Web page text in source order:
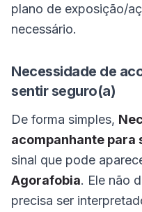
plano de exposição/
necessário.
Necessidade de
sentir seguro(a)
De forma simples,
acompanhante para
sinal que pode
Agorafobia. Ele não
precisa ser